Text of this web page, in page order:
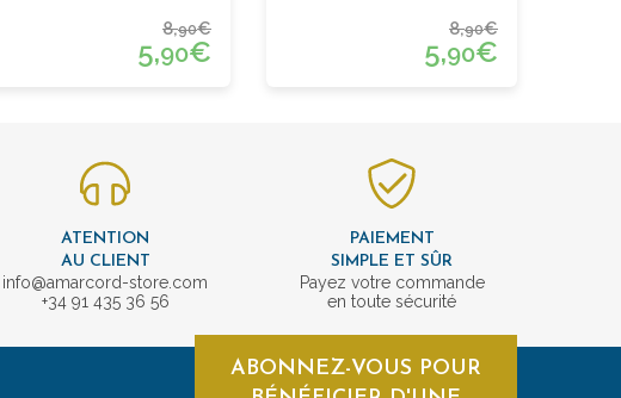
8,90€
5,90€
8,90€
5,90€
ATENTION
AU CLIENT
info@amarcord-store.com
+34 91 435 36 56
PAIEMENT
SIMPLE ET SÛR
Payez votre commande
en toute sécurité
ABONNEZ-VOUS POUR